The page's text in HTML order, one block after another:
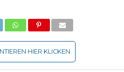
HIER KLICKEN